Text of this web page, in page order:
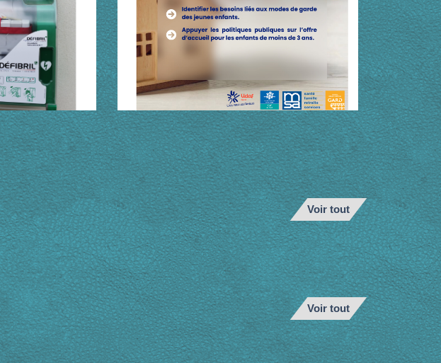
Voir tout
Voir tout